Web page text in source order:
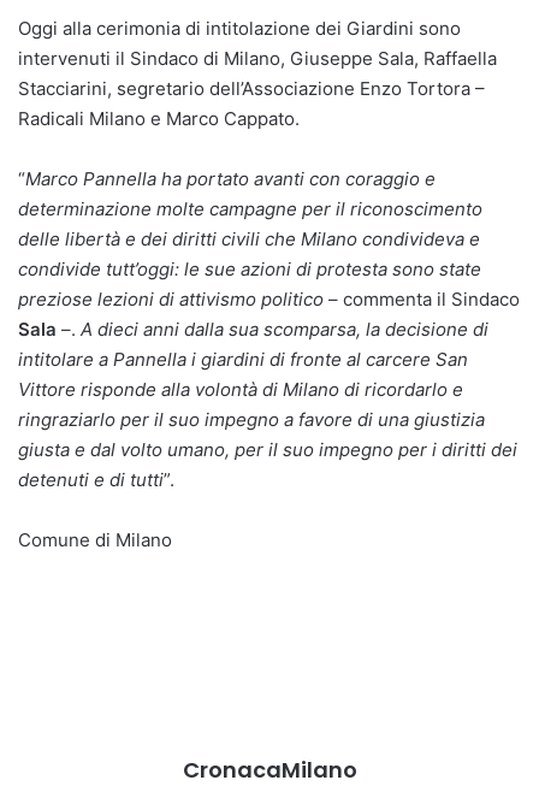
Oggi alla cerimonia di intitolazione dei Giardini sono
intervenuti il Sindaco di Milano, Giuseppe Sala, Raffaella
Stacciarini, segretario dell’Associazione Enzo Tortora –
Radicali Milano e Marco Cappato.
“Marco Pannella ha portato avanti con coraggio e
determinazione molte campagne per il riconoscimento
delle libertà e dei diritti civili che Milano condivideva e
condivide tutt’oggi: le sue azioni di protesta sono state
preziose lezioni di attivismo politico – commenta il Sindaco
Sala –. A dieci anni dalla sua scomparsa, la decisione di
intitolare a Pannella i giardini di fronte al carcere San
Vittore risponde alla volontà di Milano di ricordarlo e
ringraziarlo per il suo impegno a favore di una giustizia
giusta e dal volto umano, per il suo impegno per i diritti dei
detenuti e di tutti”.
Comune di Milano
CronacaMilano